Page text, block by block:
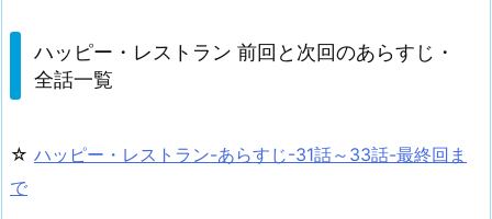
ハッピー・レストラン 前回と次回のあらすじ・
全話一覧
☆ ハッピー・レストラン-あらすじ-31話～33話-最終回ま
で